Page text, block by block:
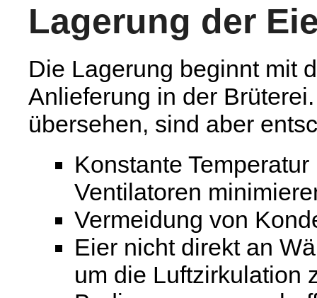
Lagerung der
Die Lagerung beginnt mit
Anlieferung in der
übersehen, sind aber
Konstante
Ventilatoren
Vermeidung von
Eier nicht direkt an
um die Luftzirkulation